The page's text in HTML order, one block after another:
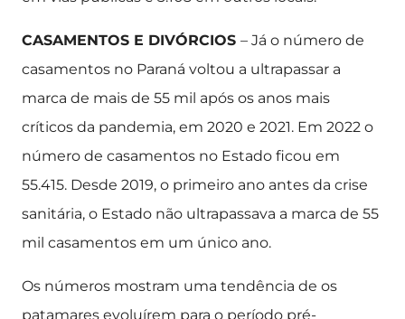
CASAMENTOS E DIVÓRCIOS – Já o número de
casamentos no Paraná voltou a ultrapassar a
marca de mais de 55 mil após os anos mais
críticos da pandemia, em 2020 e 2021. Em 2022 o
número de casamentos no Estado ficou em
55.415. Desde 2019, o primeiro ano antes da crise
sanitária, o Estado não ultrapassava a marca de 55
mil casamentos em um único ano.
Os números mostram uma tendência de os
patamares evoluírem para o período pré-